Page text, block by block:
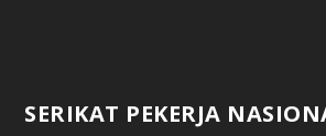
SERIKAT PEKERJA